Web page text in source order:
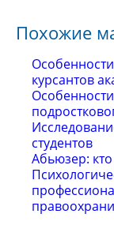
Похожие
курсантов
студентов
Абьюзер: